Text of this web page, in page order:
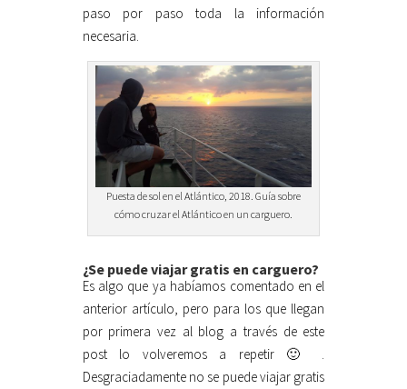
paso por paso toda la información
necesaria.
Puesta de sol en el Atlántico, 2018. Guía sobre
cómo cruzar el Atlántico en un carguero.
¿Se puede viajar gratis en carguero?
Es algo que ya habíamos comentado en el
anterior artículo, pero para los que llegan
por primera vez al blog a través de este
post lo volveremos a repetir 🙂 .
Desgraciadamente no se puede viajar gratis